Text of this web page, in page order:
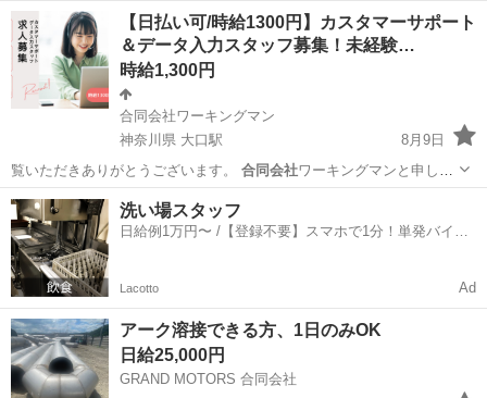
木更津市 木更津駅 ドライバー 業務委託契約
【日払い可/時給1300円】カスタマーサポート
＆データ入力スタッフ募集！未経験…
時給1,300円
合同会社ワーキングマン
神奈川県 大口駅
8月9日
覧いただきありがとうございます。 合同会社ワーキングマンと申しま
す。 こ…
神奈川 横浜市 大口駅
洗い場スタッフ
日給例1万円〜 /【登録不要】スマホで1分！単発バイト
Lacotto Ad
アーク溶接できる方、1日のみOK
日給25,000円
GRAND MOTORS 合同会社